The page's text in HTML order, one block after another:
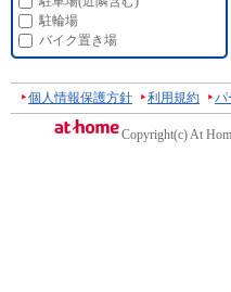
駐輪場
バイク置き場
個人情報保護方針 利用規約 パ
Copyright(c) At